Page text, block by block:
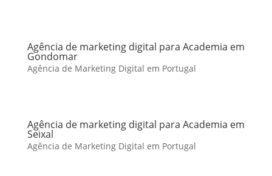
Agência de marketing digital para Academia em
Gondomar
Agência de Marketing Digital em Portugal
Agência de marketing digital para Academia em
Seixal
Agência de Marketing Digital em Portugal